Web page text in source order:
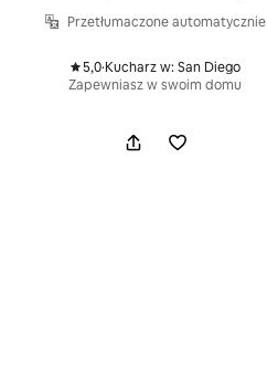
Przetłumaczone automatycznie
5,0
, ·Kucharz w: San Diego
Zapewniasz w swoim domu